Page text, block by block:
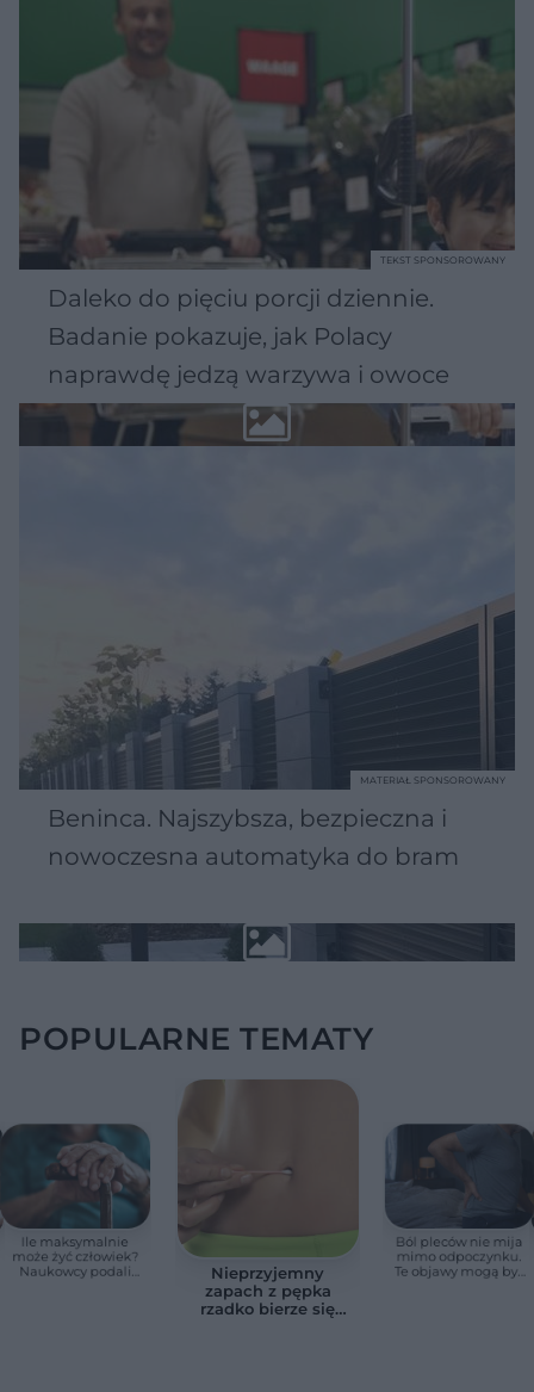
Daleko do pięciu porcji dziennie.
Badanie pokazuje, jak Polacy
naprawdę jedzą warzywa i owoce
TEKST SPONSOROWANY
Beninca. Najszybsza, bezpieczna i
nowoczesna automatyka do bram
MATERIAŁ SPONSOROWANY
POPULARNE TEMATY
Ile maksymalnie
może żyć człowiek?
Naukowcy podali
Nieprzyjemny
zapach z pępka
rzadko bierze się
Ból pleców nie mija
mimo odpoczynku.
Te objawy mogą być